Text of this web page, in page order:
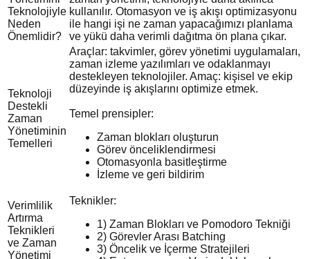
Teknolojiyle
Neden
Önemlidir?
kullanılır. Otomasyon ve iş akışı optimizasyonu
ile hangi işi ne zaman yapacağımızı planlama
ve yükü daha verimli dağıtma ön plana çıkar.
Teknoloji
Destekli
Zaman
Yönetiminin
Temelleri
Araçlar: takvimler, görev yönetimi uygulamaları,
zaman izleme yazılımları ve odaklanmayı
destekleyen teknolojiler. Amaç: kişisel ve ekip
düzeyinde iş akışlarını optimize etmek.
Temel prensipler:
Zaman blokları oluşturun
Görev önceliklendirmesi
Otomasyonla basitleştirme
İzleme ve geri bildirim
Verimlilik
Artırma
Teknikleri
ve Zaman
Yönetimi
Teknikler:
1) Zaman Blokları ve Pomodoro Tekniği
2) Görevler Arası Batching
3) Öncelik ve İçerme Stratejileri